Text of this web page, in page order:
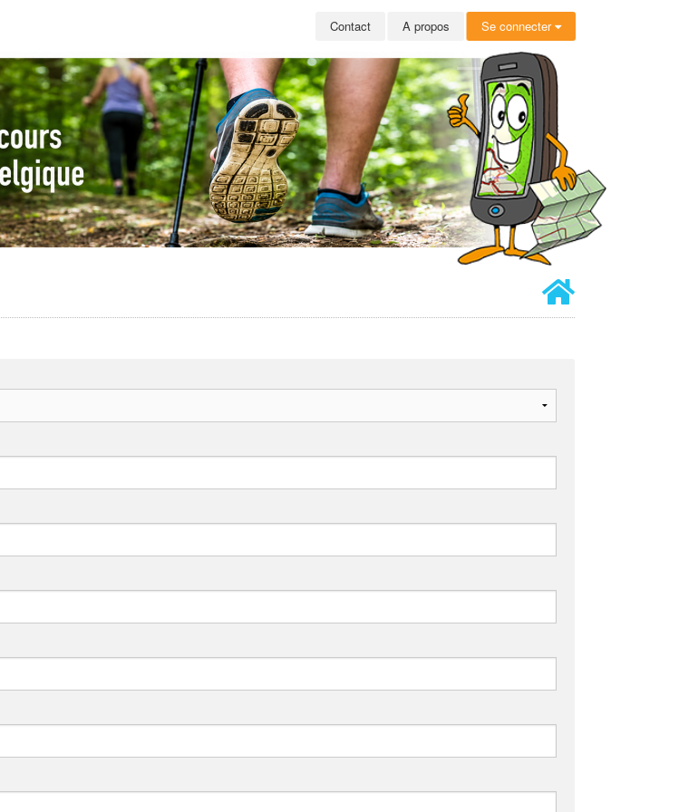
Contact A propos Se connecter